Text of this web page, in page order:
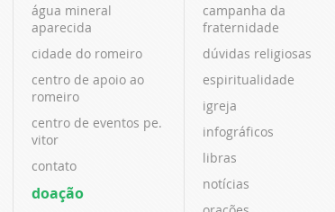
água mineral
aparecida
cidade do romeiro
centro de apoio ao
romeiro
centro de eventos pe.
vitor
contato
doação
campanha da
fraternidade
dúvidas religiosas
espiritualidade
igreja
infográficos
libras
notícias